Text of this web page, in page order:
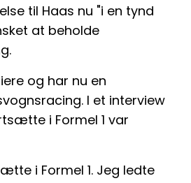
til Haas nu "i en tynd
at beholde
og har nu en
I et interview
i Formel 1 var
i Formel 1. Jeg ledte